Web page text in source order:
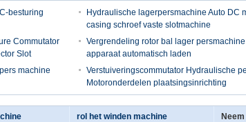
besturing
Hydraulische lagerpersmachine Auto DC
casing schroef vaste slotmachine
Commutator
Slot
Vergrendeling rotor bal lager
apparaat automatisch laden
machine
Verstuiveringscommutator Hydraulische
Motoronderdelen plaatsingsinrichting
rol het winden machine